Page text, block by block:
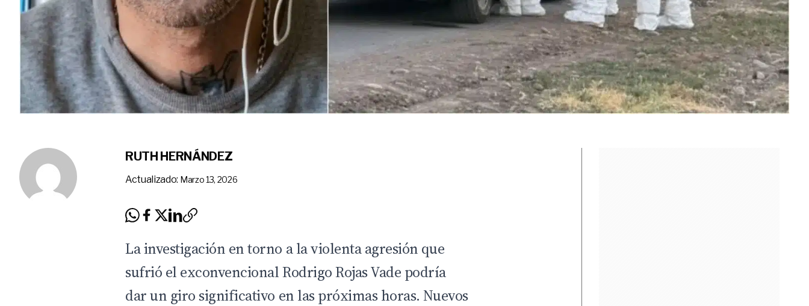
RUTH HERNÁNDEZ
Actualizado: Marzo 13, 2026
La investigación en torno a la violenta agresión que
sufrió el exconvencional Rodrigo Rojas Vade podría
dar un giro significativo en las próximas horas. Nuevos